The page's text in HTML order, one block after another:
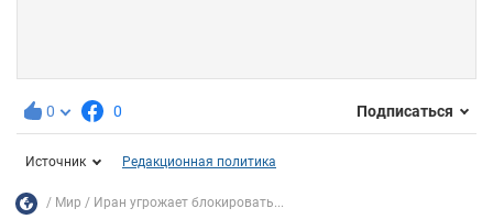
0 0 Подписаться
Источник Редакционная политика
Мир Иран угрожает блокировать...